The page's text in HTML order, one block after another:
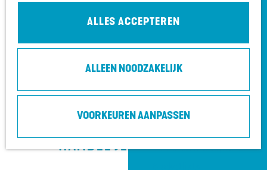
ALLES ACCEPTEREN
ALLEEN NOODZAKELIJK
VOORKEUREN AANPASSEN
o
e
g
bezoekers
Arrangementen en acties
Blogs over de Heuvelrug
Praktische informatie
Hoe kom ik op de
VVV informatiepunten
WANDEL JE HOOFD LEEG